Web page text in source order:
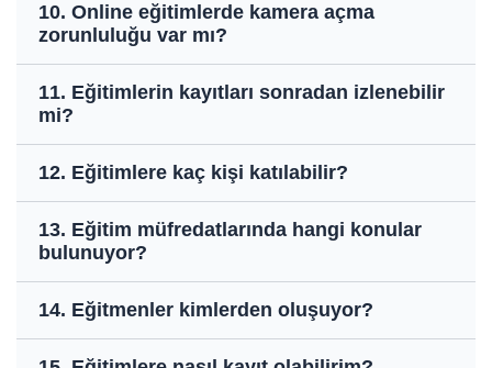
10. Online eğitimlerde kamera açma
zorunluluğu var mı?
11. Eğitimlerin kayıtları sonradan izlenebilir
mi?
12. Eğitimlere kaç kişi katılabilir?
13. Eğitim müfredatlarında hangi konular
bulunuyor?
14. Eğitmenler kimlerden oluşuyor?